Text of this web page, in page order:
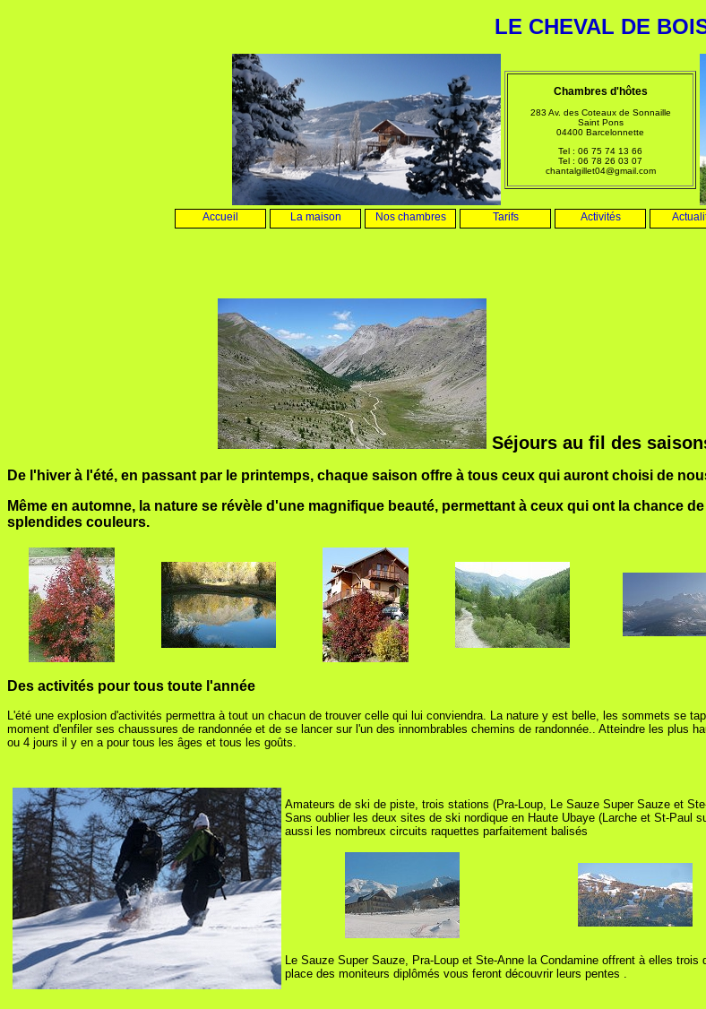
LE CHEVAL DE
Chambres d'hôtes
283 Av. des Coteaux de Sonnaille
Saint Pons
04400 Barcelonnette
Tel : 06 75 74 13 66
Tel : 06 78 26 03 07
chantalgillet04@gmail.com
Accueil La maison Nos chambres Tarifs Activités
Séjours au fil des
De l'hiver à l'été, en passant par le printemps, chaque saison offre à tous ceux qui auront choisi de
Même en automne, la nature se révèle d'une magnifique beauté, permettant à ceux qui ont la chance
splendides couleurs.
Des activités pour tous toute l'année
L'été une explosion d'activités permettra à tout un chacun de trouver celle qui lui conviendra. La nature y est belle, les sommets se
moment d'enfiler ses chaussures de randonnée et de se lancer sur l'un des innombrables chemins de randonnée.. Atteindre les plus
ou 4 jours il y en a pour tous les âges et tous les goûts.
Amateurs de ski de piste, trois stations (Pra-Loup, Le Sauze Super Sauze et
Sans oublier les deux sites de ski nordique en Haute Ubaye (Larche et St-Paul
aussi les nombreux circuits raquettes parfaitement balisés
Le Sauze Super Sauze, Pra-Loup et Ste-Anne la Condamine offrent à elles
place des moniteurs diplômés vous feront découvrir leurs pentes .